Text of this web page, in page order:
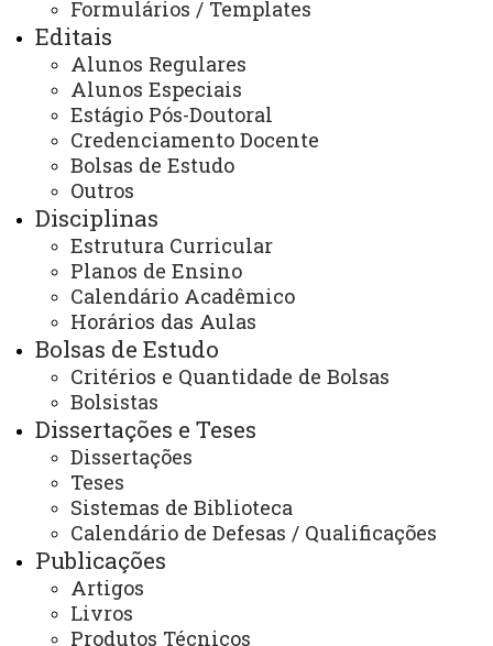
Formulários / Templates
Editais
Alunos Regulares
Alunos Especiais
Estágio Pós-Doutoral
Credenciamento Docente
Bolsas de Estudo
Outros
Disciplinas
Estrutura Curricular
Planos de Ensino
Calendário Acadêmico
Horários das Aulas
Bolsas de Estudo
Critérios e Quantidade de Bolsas
Bolsistas
Dissertações e Teses
Dissertações
Teses
Sistemas de Biblioteca
Calendário de Defesas / Qualificações
Publicações
Artigos
Livros
Produtos Técnicos
08:00 às 12:00
13:00 às 17:00
rondon.pos.historia@unioeste.br
Você está aqui:Unioeste
PPGH - Pós-graduação em História - Marechal
Cândido Rondon
Impacto na Sociedade
ACESSE
Acesso Restrito (Editores do Portal)
Arquivo Virtual
Bibliotecas
Identidade Visual
Mapa do Site
Ouvidoria